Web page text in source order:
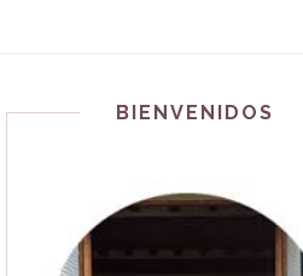
BIENVENIDOS